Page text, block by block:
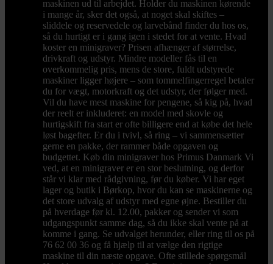
maskinen ud til arbejdet. Holder du maskinen kørende
i mange år, sker det også, at noget skal skiftes –
sliddele og reservedele og larvebånd finder du hos os,
så du hurtigt er i gang igen i stedet for at vente. Hvad
koster en minigraver? Prisen afhænger af størrelse,
drivkraft og udstyr. Mindre modeller fås til en
overkommelig pris, mens de store, fuldt udstyrede
maskiner ligger højere – som tommelfingerregel betaler
du for vægt, motorkraft og det udstyr, der følger med.
Vil du have mest maskine for pengene, så kig på, hvad
der reelt er inkluderet: en model med skovle og
hurtigskift fra start er ofte billigere end at købe det hele
løst bagefter. Er du i tvivl, så ring – vi sammensætter
gerne en pakke, der rammer både opgaven og
budgettet. Køb din minigraver hos Primus Danmark Vi
ved, at en minigraver er en stor beslutning, og derfor
står vi klar med rådgivning, før du køber. Vi har eget
lager og butik i Børkop, hvor du kan se maskinerne og
det store udvalg af udstyr med egne øjne. Bestiller du
på hverdage før kl. 12.00, pakker og sender vi som
udgangspunkt samme dag, så du ikke skal vente på at
komme i gang. Se udvalget herunder, eller ring til os på
76 62 00 36 og få hjælp til at vælge den rigtige
maskine til din næste opgave. Ofte stillede spørgsmål